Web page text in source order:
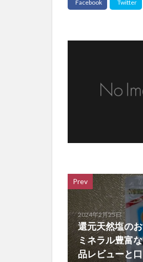
Prev
2024年2月25日
還元天然塩の
ミネラル豊富
品レビューと口